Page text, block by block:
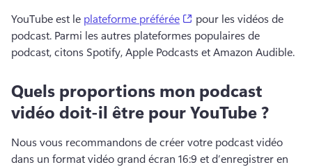
YouTube est le plateforme préférée (opens in a new tab)
pour les vidéos de
podcast. Parmi les autres plateformes populaires de
podcast, citons Spotify, Apple Podcasts et Amazon Audible.
Quels proportions mon podcast
vidéo doit-il être pour YouTube ?
Nous vous recommandons de créer votre podcast vidéo
dans un format vidéo grand écran 16:9 et d’enregistrer en